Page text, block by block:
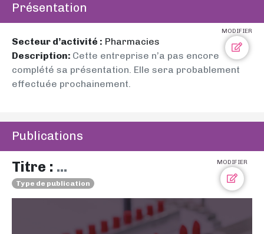
Présentation
MODIFIER
Secteur d’activité : Pharmacies
Description: Cette entreprise n’a pas encore
complété sa présentation. Elle sera probablement
effectuée prochainement.
Publications
MODIFIER
Titre : ...
Type de publication